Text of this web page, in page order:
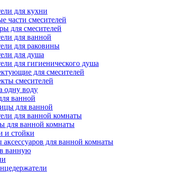
для кухни
части смесителей
для смесителей
для ванной
для раковины
для душа
для гигиенического душа
для смесителей
смесителей
одну воду
ванной
для ванной
для ванной комнаты
для ванной комнаты
и стойки
для ванной комнаты
ванную